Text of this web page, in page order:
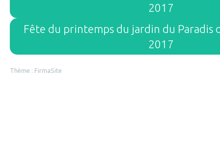
2017
Fête du printemps du jardin du Paradis
2017
Thème : FirmaSite